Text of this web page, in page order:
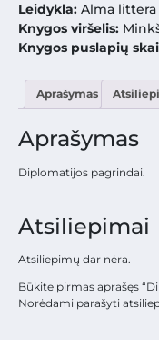
Leidykla: Alma littera
Knygos viršelis:
Knygos puslapių
Aprašymas
Aprašymas
Diplomatijos pagrindai.
Atsiliepimai
Atsiliepimų dar nėra.
Būkite pirmas aprašęs
Norėdami parašyti